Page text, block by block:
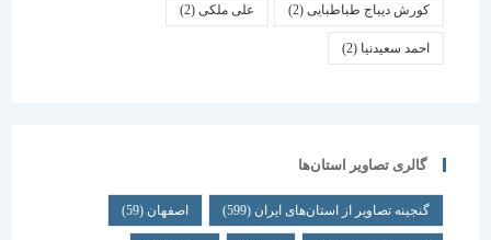
کورش دیباج طباطبایی(2) علی ملکی(2)
احمد سعیدنیا (2)
گالری تصاویر استان‌ها
گنجینه تصاویر از استان‌های ایران(599) اصفهان (59)